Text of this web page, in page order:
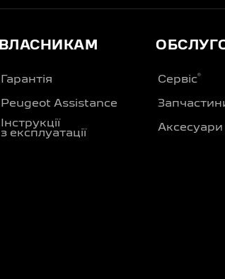
ВЛАСНИКАМ
Гарантія
Peugeot Assistance
Інструкції
з експлуатації
Сервіс®
Аксесуари